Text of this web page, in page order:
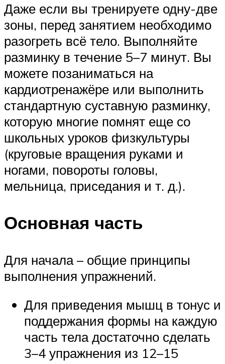
Даже если вы тренируете одну-две
зоны, перед занятием необходимо
разогреть всё тело. Выполняйте
разминку в течение 5–7 минут. Вы
можете позаниматься на
кардиотренажёре или выполнить
стандартную суставную разминку,
которую многие помнят еще со
школьных уроков физкультуры
(круговые вращения руками и
ногами, повороты головы,
мельница, приседания и т. д.).
Основная часть
Для начала – общие принципы
выполнения упражнений.
Для приведения мышц в тонус и
поддержания формы на каждую
часть тела достаточно сделать
3–4 упражнения из 12–15